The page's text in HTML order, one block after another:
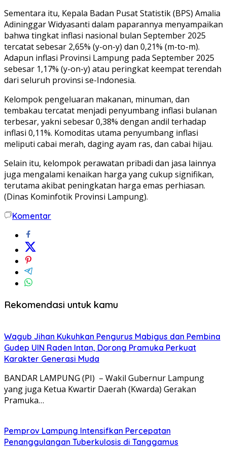
Sementara itu, Kepala Badan Pusat Statistik (BPS) Amalia
Adininggar Widyasanti dalam paparannya menyampaikan
bahwa tingkat inflasi nasional bulan September 2025
tercatat sebesar 2,65% (y-on-y) dan 0,21% (m-to-m).
Adapun inflasi Provinsi Lampung pada September 2025
sebesar 1,17% (y-on-y) atau peringkat keempat terendah
dari seluruh provinsi se-Indonesia.
Kelompok pengeluaran makanan, minuman, dan
tembakau tercatat menjadi penyumbang inflasi bulanan
terbesar, yakni sebesar 0,38% dengan andil terhadap
inflasi 0,11%. Komoditas utama penyumbang inflasi
meliputi cabai merah, daging ayam ras, dan cabai hijau.
Selain itu, kelompok perawatan pribadi dan jasa lainnya
juga mengalami kenaikan harga yang cukup signifikan,
terutama akibat peningkatan harga emas perhiasan.
(Dinas Kominfotik Provinsi Lampung).
Komentar
Rekomendasi untuk kamu
Wagub Jihan Kukuhkan Pengurus Mabigus dan Pembina
Gudep UIN Raden Intan, Dorong Pramuka Perkuat
Karakter Generasi Muda
BANDAR LAMPUNG (PI) – Wakil Gubernur Lampung
yang juga Ketua Kwartir Daerah (Kwarda) Gerakan
Pramuka…
Pemprov Lampung Intensifkan Percepatan
Penanggulangan Tuberkulosis di Tanggamus